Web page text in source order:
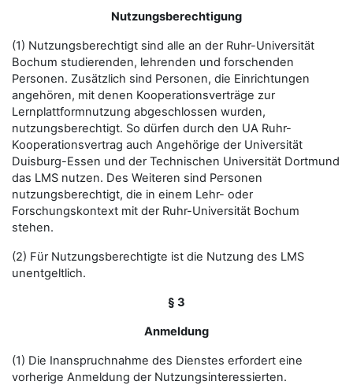
Nutzungsberechtigung
(1) Nutzungsberechtigt sind alle an der Ruhr-Universität
Bochum studierenden, lehrenden und forschenden
Personen. Zusätzlich sind Personen, die Einrichtungen
angehören, mit denen Kooperationsverträge zur
Lernplattformnutzung abgeschlossen wurden,
nutzungsberechtigt. So dürfen durch den UA Ruhr-
Kooperationsvertrag auch Angehörige der Universität
Duisburg-Essen und der Technischen Universität Dortmund
das LMS nutzen. Des Weiteren sind Personen
nutzungsberechtigt, die in einem Lehr- oder
Forschungskontext mit der Ruhr-Universität Bochum
stehen.
(2) Für Nutzungsberechtigte ist die Nutzung des LMS
unentgeltlich.
§ 3
Anmeldung
(1) Die Inanspruchnahme des Dienstes erfordert eine
vorherige Anmeldung der Nutzungsinteressierten.